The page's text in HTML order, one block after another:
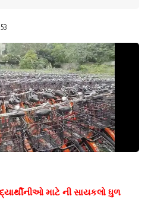
માટે ની સાયકલો ધુળ